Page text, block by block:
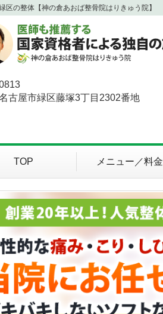
区の整体【神の倉あおば整骨院はりきゅう院】
古屋市緑区藤塚3丁目2302番地
TOP メニュー／料金